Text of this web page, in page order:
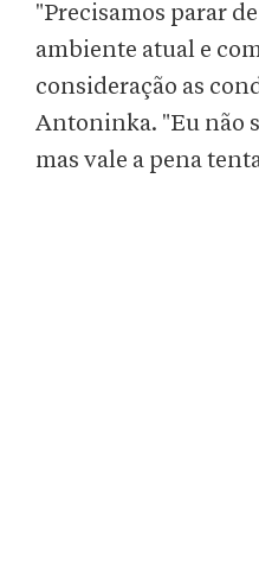
"Precisamos parar
ambiente atual e
consideração as
Antoninka. "Eu não
mas vale a pena